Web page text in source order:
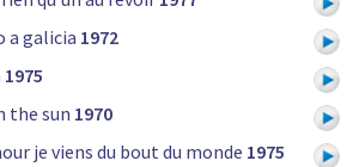
a galicia 1972
1975
the sun 1970
je viens du bout du monde 1975